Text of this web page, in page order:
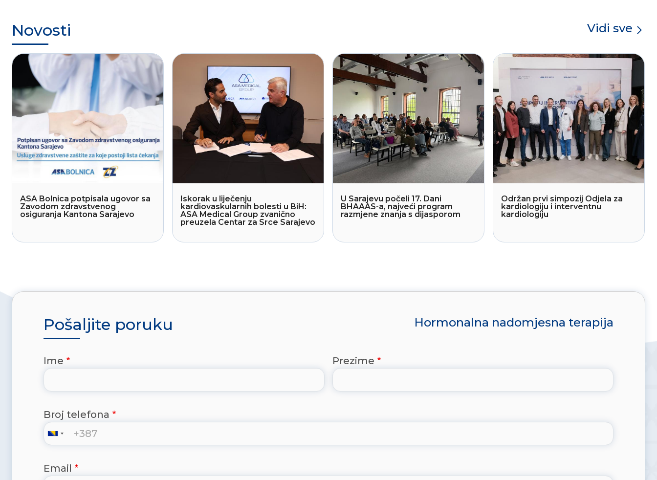
Novosti Vidi sve
ASA Bolnica potpisala ugovor sa
Zavodom zdravstvenog
osiguranja Kantona Sarajevo
Iskorak u liječenju
kardiovaskularnih bolesti u BiH:
ASA Medical Group zvanično
preuzela Centar za Srce Sarajevo
U Sarajevu počeli 17. Dani
BHAAAS-a, najveći program
razmjene znanja s dijasporom
Održan prvi simpozij Odjela za
kardiologiju i interventnu
kardiologiju
Pošaljite poruku Hormonalna nadomjesna terapija
Ime Prezime
Broj telefona
Email